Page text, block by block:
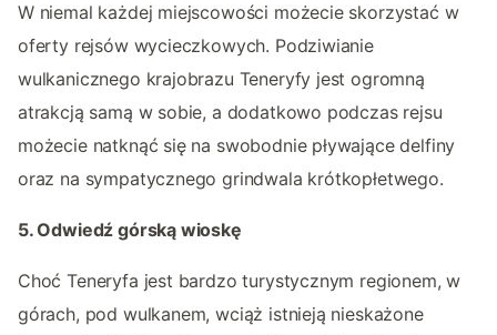
W niemal każdej miejscowości możecie skorzystać w
oferty rejsów wycieczkowych. Podziwianie
wulkanicznego krajobrazu Teneryfy jest ogromną
atrakcją samą w sobie, a dodatkowo podczas rejsu
możecie natknąć się na swobodnie pływające delfiny
oraz na sympatycznego grindwala krótkopłetwego.
5. Odwiedź górską wioskę
Choć Teneryfa jest bardzo turystycznym regionem, w
górach, pod wulkanem, wciąż istnieją nieskażone